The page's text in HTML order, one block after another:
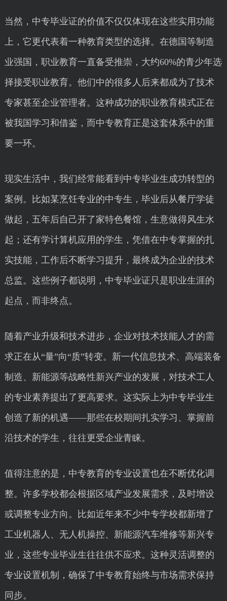
当然，中专毕业证的价值不仅仅体现在这些实用功能
上，它更代表着一种教育类型的选择。在德国等制造
业强国，职业教育一直备受推崇，大约60%的青少年选
择接受职业教育。他们中的很多人后来都成为了技术
专家甚至企业管理者。这种成功的职业教育模式正在
被我国学习和借鉴，而中专教育正是这套体系中的重
要一环。
现实生活中，我们经常能看到中专毕业生成功转型的
案例。比如某烹饪专业的中专生，毕业后从餐厅学徒
做起，五年后自己开了家特色餐馆，生意做得风生水
起；还有学计算机应用的学生，凭借在中专掌握的扎
实技能，工作后不断学习提升，最终成为企业的技术
总监。这些例子都说明，中专毕业证只是职业生涯的
起点，而非终点。
随着产业升级和技术进步，企业对技术技能人才的需
求正在从“量”向“质”转变。新一代信息技术、高端装备
制造、新能源等战略性新兴产业的发展，对技术工人
的专业素养提出了更高要求。这实际上为中专毕业生
创造了新的机遇——那些在校期间扎实学习、掌握前
沿技术的学生，往往更受企业青睐。
值得注意的是，中专教育的专业设置也在不断优化调
整。许多学校都会根据区域产业发展需求，及时增设
或调整专业方向。比如近年来不少中专学校都新增了
工业机器人、无人机操控、新能源汽车维修等新兴专
业，这些专业毕业生往往供不应求。这种灵活调整的
专业设置机制，确保了中专教育始终与市场需求保持
同步。